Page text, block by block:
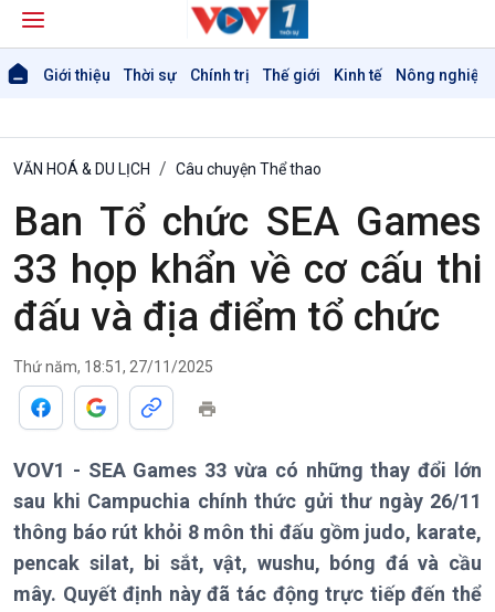
Giới thiệu Thời sự Chính trị Thế giới Kinh tế Nông nghiệp
Giới thiệu
Thời sự
Thời sự 6h
Thời sự 12h
Thời sự 18h
Thời sự 21h30
Bản tin
VĂN HOÁ & DU LỊCH Câu chuyện Thể thao
Ban Tổ chức SEA Games
33 họp khẩn về cơ cấu thi
đấu và địa điểm tổ chức
Thứ năm, 18:51, 27/11/2025
VOV1 - SEA Games 33 vừa có những thay đổi lớn
sau khi Campuchia chính thức gửi thư ngày 26/11
thông báo rút khỏi 8 môn thi đấu gồm judo, karate,
pencak silat, bi sắt, vật, wushu, bóng đá và cầu
mây. Quyết định này đã tác động trực tiếp đến thể